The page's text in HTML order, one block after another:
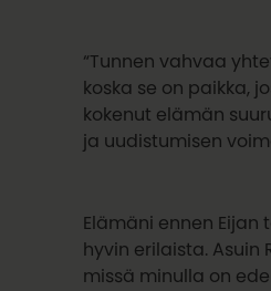
“Tunnen vahvaa
koska se on paikka,
kokenut elämän
ja uudistumisen
Elämäni ennen Eijan
hyvin erilaista. Asuin
missä minulla on